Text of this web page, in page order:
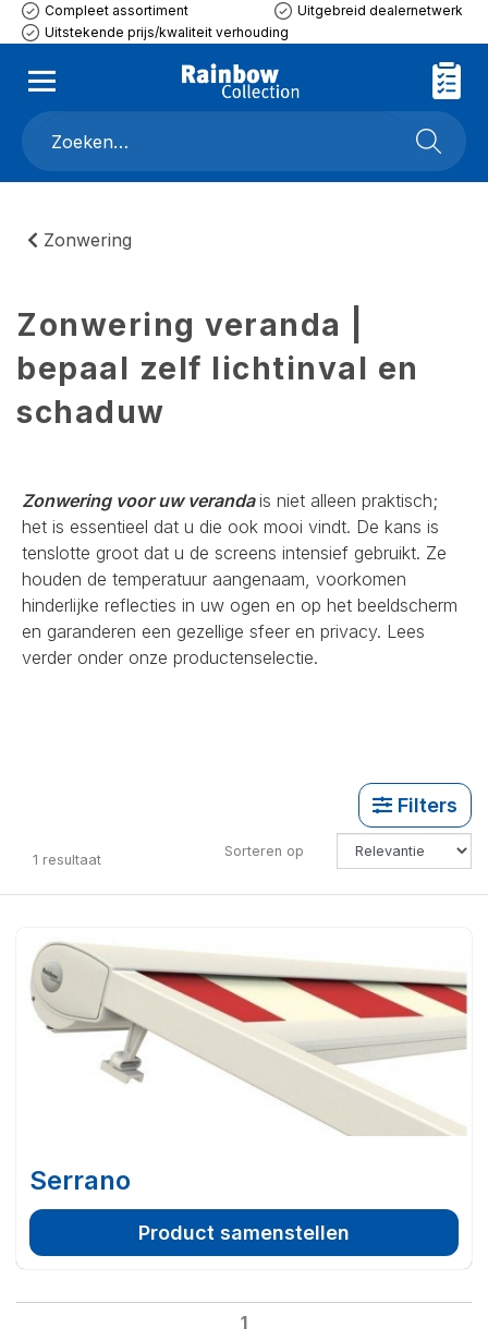
Compleet assortiment
Uitgebreid dealernetwerk
Uitstekende prijs/kwaliteit verhouding
Zonwering
Zonwering veranda |
bepaal zelf lichtinval en
schaduw
Zonwering voor uw verandais niet alleen praktisch;
het is essentieel dat u die ook mooi vindt. De kans is
tenslotte groot dat u de screens intensief gebruikt. Ze
houden de temperatuur aangenaam, voorkomen
hinderlijke reflecties in uw ogen en op het beeldscherm
en garanderen een gezellige sfeer en privacy. Lees
verder onder onze productenselectie.
Filters
1 resultaat Sorteren op
Serrano
Product samenstellen
1